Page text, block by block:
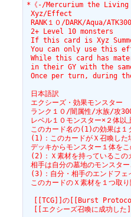
*《-/Mercurium the
Xyz/Effect
RANK１０/DARK/Aqua/
2+ Level 10 monsters
If this card is Xyz
You can only use this
While this card has
in their GY with the
Once per turn, during
日本語訳
エクシーズ・効果モンスター
ランク１０/闇属性/水族/攻
レベル１０モンスター×２体以
このカード名の(1)の効果は１
(1)：このカードがＸ召喚した
デッキからモンスター１体をこ
(2)：Ｘ素材を持っているこの
相手は自分の墓地のモンスタ
(3)：自分・相手のエンドフェ
このカードのＸ素材を１つ取
[[TCG]]の[[Burst
[[エクシーズ召喚に成功し